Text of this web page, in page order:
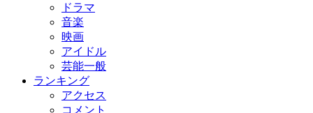
ドラマ
音楽
映画
アイドル
芸能一般
ランキング
アクセス
コメント